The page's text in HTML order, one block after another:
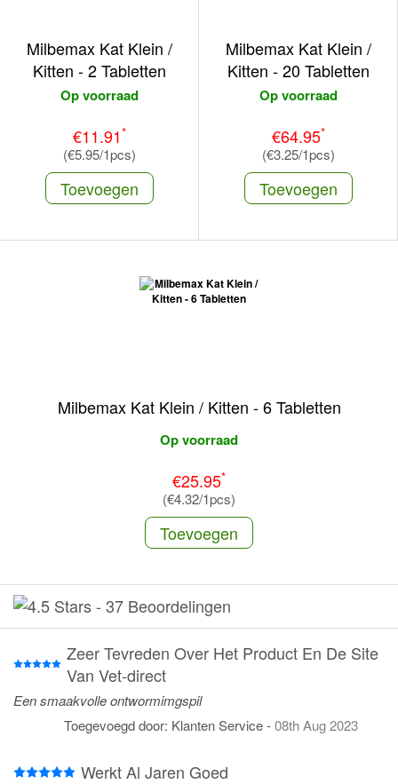
Milbemax Kat Klein /
Kitten - 2 Tabletten
Op voorraad
€11.91*
(€5.95/1pcs)
Toevoegen
Milbemax Kat Klein /
Kitten - 20 Tabletten
Op voorraad
€64.95*
(€3.25/1pcs)
Toevoegen
Milbemax Kat Klein / Kitten - 6 Tabletten
Op voorraad
€25.95*
(€4.32/1pcs)
Toevoegen
- 37 Beoordelingen
Zeer Tevreden Over Het Product En De Site
Van Vet-direct
Een smaakvolle ontwormimgspil
Toegevoegd door: Klanten Service-08th Aug 2023
Werkt Al Jaren Goed